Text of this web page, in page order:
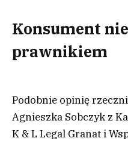
Konsument
prawnikiem
Podobnie opinię
Agnieszka Sobczyk z
K & L Legal Granat i